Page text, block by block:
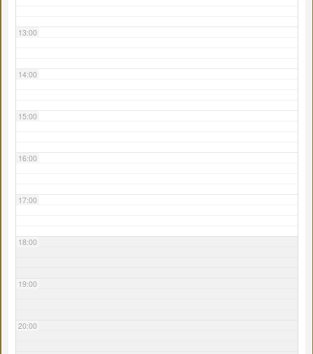
13:00
14:00
15:00
16:00
17:00
18:00
19:00
20:00